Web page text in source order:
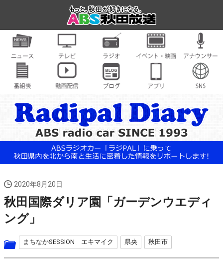
2020年8月20日
秋田国際ダリア園「ガーデンウエディ
ング」
まちなかSESSION エキマイク 県央 秋田市